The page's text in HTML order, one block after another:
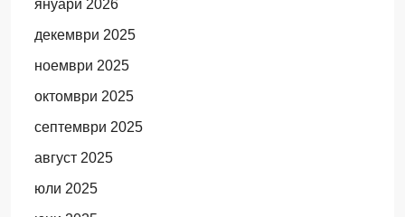
януари 2026
декември 2025
ноември 2025
октомври 2025
септември 2025
август 2025
юли 2025